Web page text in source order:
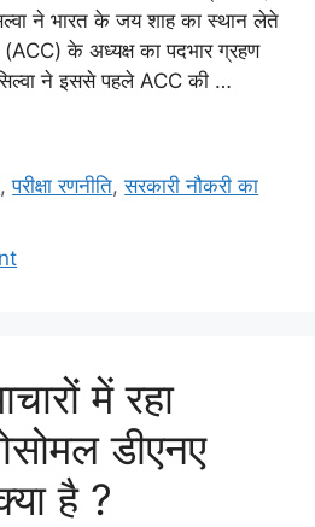
ने भारत के जय शाह का स्थान लेते
(ACC) के अध्यक्ष का पदभार ग्रहण
ने इससे पहले ACC की …
,परीक्षा रणनीति,सरकारी नौकरी का
में रहा
डीएनए
है ?